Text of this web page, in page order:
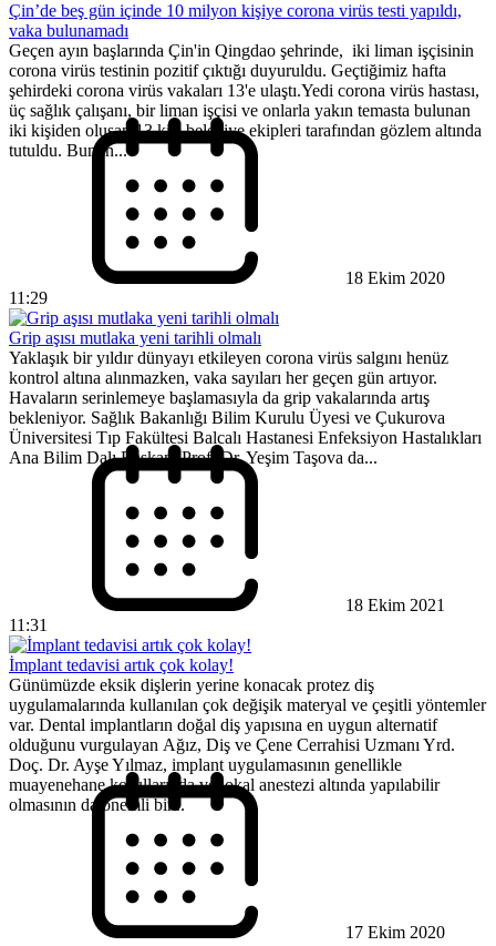
Çin’de beş gün içinde 10 milyon kişiye corona virüs testi yapıldı,
vaka bulunamadı
Geçen ayın başlarında Çin'in Qingdao şehrinde, iki liman işçisinin
corona virüs testinin pozitif çıktığı duyuruldu. Geçtiğimiz hafta
şehirdeki corona virüs vakaları 13'e ulaştı.Yedi corona virüs hastası,
üç sağlık çalışanı, bir liman işçisi ve onlarla yakın temasta bulunan
iki kişiden oluşan 13 kişi belediye ekipleri tarafından gözlem altında
tutuldu. Bunun...
18 Ekim 2020
11:29
Grip aşısı mutlaka yeni tarihli olmalı
Yaklaşık bir yıldır dünyayı etkileyen corona virüs salgını henüz
kontrol altına alınmazken, vaka sayıları her geçen gün artıyor.
Havaların serinlemeye başlamasıyla da grip vakalarında artış
bekleniyor. Sağlık Bakanlığı Bilim Kurulu Üyesi ve Çukurova
Üniversitesi Tıp Fakültesi Balcalı Hastanesi Enfeksiyon Hastalıkları
Ana Bilim Dalı Başkanı Prof. Dr. Yeşim Taşova da...
18 Ekim 2021
11:31
İmplant tedavisi artık çok kolay!
Günümüzde eksik dişlerin yerine konacak protez diş
uygulamalarında kullanılan çok değişik materyal ve çeşitli yöntemler
var. Dental implantların doğal diş yapısına en uygun alternatif
olduğunu vurgulayan Ağız, Diş ve Çene Cerrahisi Uzmanı Yrd.
Doç. Dr. Ayşe Yılmaz, implant uygulamasının genellikle
muayenehane koşullarında ve lokal anestezi altında yapılabilir
olmasının da önemli bir...
17 Ekim 2020